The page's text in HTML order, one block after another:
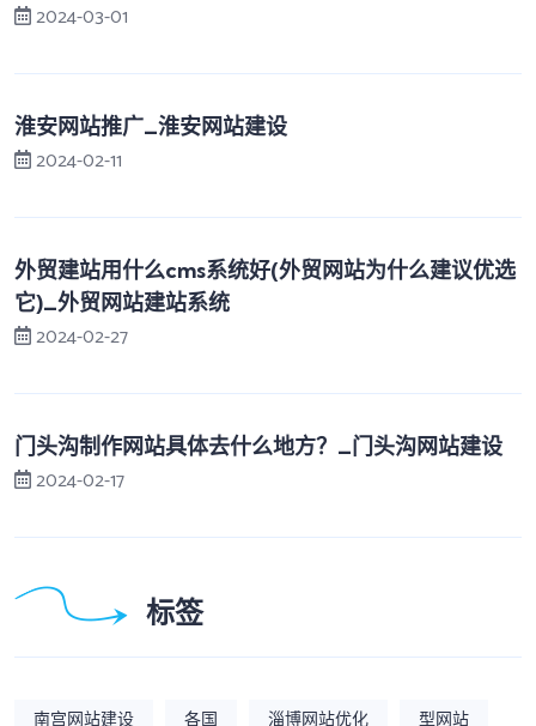
2024-03-01
淮安网站推广_淮安网站建设
2024-02-11
外贸建站用什么cms系统好(外贸网站为什么建议优选
它)_外贸网站建站系统
2024-02-27
门头沟制作网站具体去什么地方？_门头沟网站建设
2024-02-17
标签